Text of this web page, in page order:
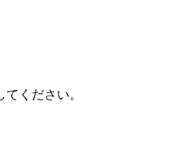
ください。